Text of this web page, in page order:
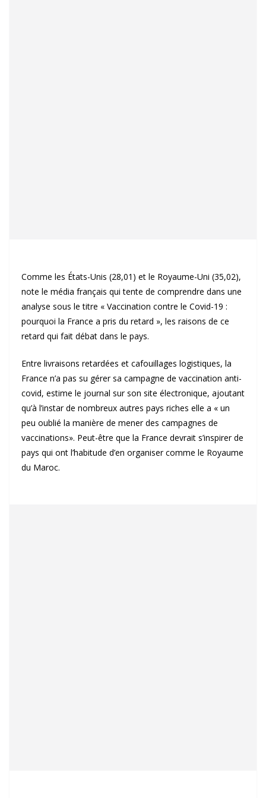
Comme les États-Unis (28,01) et le Royaume-Uni (35,02),
note le média français qui tente de comprendre dans une
analyse sous le titre « Vaccination contre le Covid-19 :
pourquoi la France a pris du retard », les raisons de ce
retard qui fait débat dans le pays.
Entre livraisons retardées et cafouillages logistiques, la
France n’a pas su gérer sa campagne de vaccination anti-
covid, estime le journal sur son site électronique, ajoutant
qu’à l’instar de nombreux autres pays riches elle a « un
peu oublié la manière de mener des campagnes de
vaccinations». Peut-être que la France devrait s’inspirer de
pays qui ont l’habitude d’en organiser comme le Royaume
du Maroc.